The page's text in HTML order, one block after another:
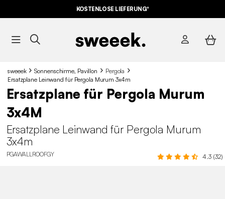
KOSTENLOSE LIEFERUNG*
sweeek Sonnenschirme, Pavillon
Pergola
Ersatzplane Leinwand für Pergola Murum 3x4m
Ersatzplane für Pergola Murum
3x4M
Ersatzplane Leinwand für Pergola Murum
3x4m
PGAWALLROOFGY 4.3 (32)